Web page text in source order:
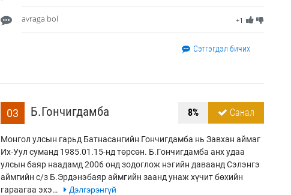
+1
avraga bol
Сэтгэгдэл бичих
03 Б.Гончигдамба 8% Санал
Монгол улсын гарьд Батнасангийн Гончигдамба нь Завхан аймаг
Их-Уул суманд 1985.01.15-нд төрсөн. Б.Гончигдамба анх удаа
улсын баяр наадамд 2006 онд зодоглож нэгийн давaанд Сэлэнгэ
аймгийн с/з Б.Эрдэнэбаяр аймгийн заанд унаж хүчит бөхийн
гараагаа эхэ…
Дэлгэрэнгүй